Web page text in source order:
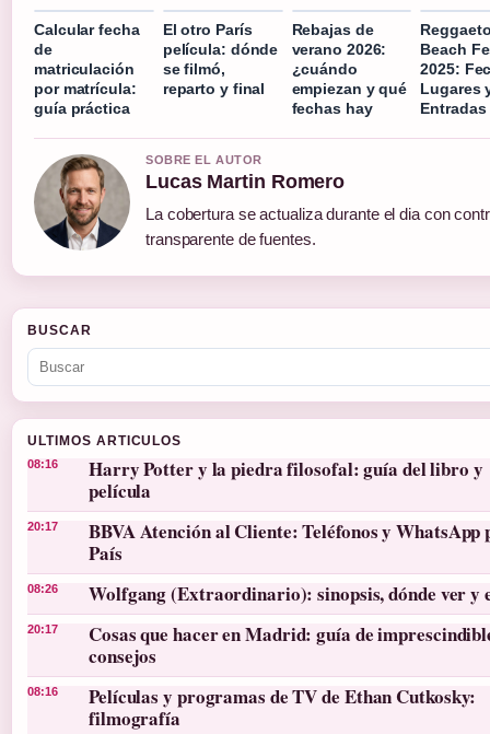
Calcular fecha
de
matriculación
por matrícula:
guía práctica
El otro París
película: dónde
se filmó,
reparto y final
Rebajas de
verano 2026:
¿cuándo
empiezan y qué
fechas hay
Beach
2025:
Lugares
Entradas
SOBRE EL AUTOR
Lucas Martin Romero
La cobertura se actualiza durante el dia con
transparente de fuentes.
BUSCAR
ULTIMOS ARTICULOS
08:16
Harry Potter y la piedra filosofal: guía del libro y
película
20:17
BBVA Atención al Cliente: Teléfonos y WhatsApp
País
08:26 Wolfgang (Extraordinario): sinopsis, dónde ver y
20:17
Cosas que hacer en Madrid: guía de
consejos
08:16
Películas y programas de TV de Ethan Cutkosky:
filmografía